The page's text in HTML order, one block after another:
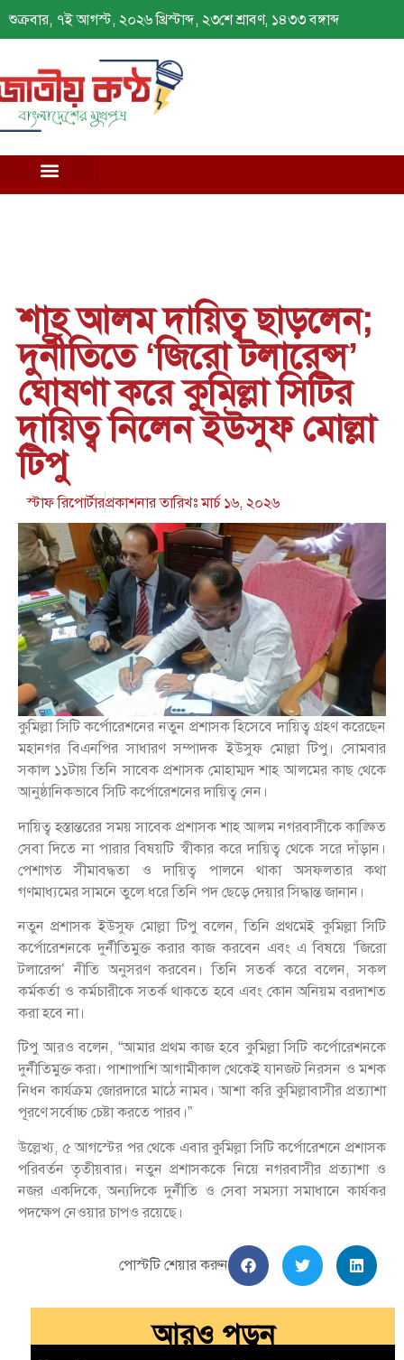
শুক্রবার, ৭ই আগস্ট, ২০২৬ খ্রিস্টাব্দ, ২৩শে শ্রাবণ, ১৪৩৩ বঙ্গাব্দ
শাহ আলম দায়িত্ব ছাড়লেন;
দুর্নীতিতে ‘জিরো টলারেন্স’
ঘোষণা করে কুমিল্লা সিটির
দায়িত্ব নিলেন ইউসুফ মোল্লা
টিপু
স্টাফ রিপোর্টারপ্রকাশনার তারিখঃমার্চ ১৬, ২০২৬
কুমিল্লা সিটি কর্পোরেশনের নতুন প্রশাসক হিসেবে দায়িত্ব গ্রহণ করেছেন
মহানগর বিএনপির সাধারণ সম্পাদক ইউসুফ মোল্লা টিপু। সোমবার
সকাল ১১টায় তিনি সাবেক প্রশাসক মোহাম্মদ শাহ আলমের কাছ থেকে
আনুষ্ঠানিকভাবে সিটি কর্পোরেশনের দায়িত্ব নেন।
দায়িত্ব হস্তান্তরের সময় সাবেক প্রশাসক শাহ আলম নগরবাসীকে কাঙ্ক্ষিত
সেবা দিতে না পারার বিষয়টি স্বীকার করে দায়িত্ব থেকে সরে দাঁড়ান।
পেশাগত সীমাবদ্ধতা ও দায়িত্ব পালনে থাকা অসফলতার কথা
গণমাধ্যমের সামনে তুলে ধরে তিনি পদ ছেড়ে দেয়ার সিদ্ধান্ত জানান।
নতুন প্রশাসক ইউসুফ মোল্লা টিপু বলেন, তিনি প্রথমেই কুমিল্লা সিটি
কর্পোরেশনকে দুর্নীতিমুক্ত করার কাজ করবেন এবং এ বিষয়ে ‘জিরো
টলারেন্স’ নীতি অনুসরণ করবেন। তিনি সতর্ক করে বলেন, সকল
কর্মকর্তা ও কর্মচারীকে সতর্ক থাকতে হবে এবং কোন অনিয়ম বরদাশত
করা হবে না।
টিপু আরও বলেন, “আমার প্রথম কাজ হবে কুমিল্লা সিটি কর্পোরেশনকে
দুর্নীতিমুক্ত করা। পাশাপাশি আগামীকাল থেকেই যানজট নিরসন ও মশক
নিধন কার্যক্রম জোরদারে মাঠে নামব। আশা করি কুমিল্লাবাসীর প্রত্যাশা
পূরণে সর্বোচ্চ চেষ্টা করতে পারব।”
উল্লেখ্য, ৫ আগস্টের পর থেকে এবার কুমিল্লা সিটি কর্পোরেশনে প্রশাসক
পরিবর্তন তৃতীয়বার। নতুন প্রশাসককে নিয়ে নগরবাসীর প্রত্যাশা ও
নজর একদিকে, অন্যদিকে দুর্নীতি ও সেবা সমস্যা সমাধানে কার্যকর
পদক্ষেপ নেওয়ার চাপও রয়েছে।
পোস্টটি শেয়ার করুন
আরও পড়ুন